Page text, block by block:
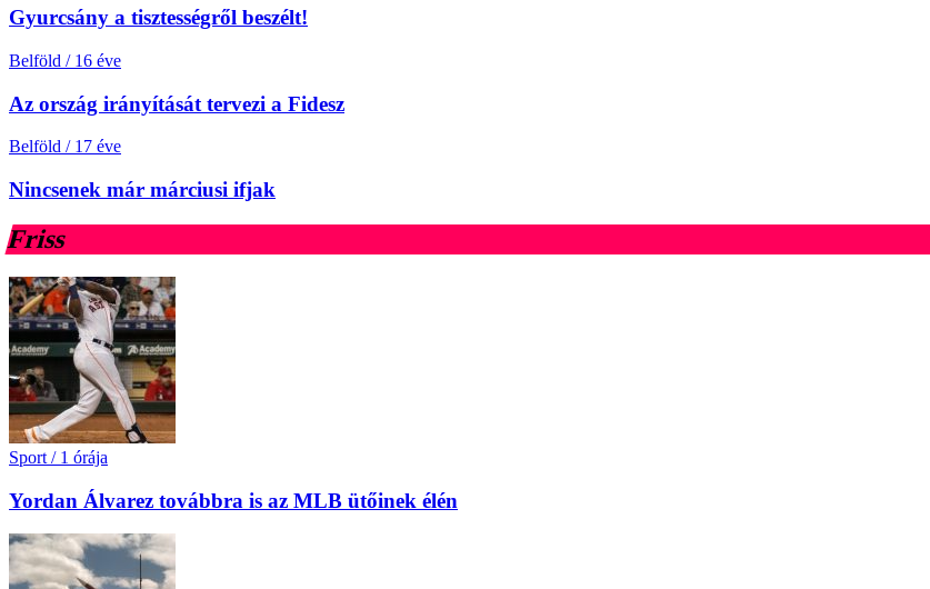
Gyurcsány a tisztességről beszélt!
Belföld / 16 éve
Az ország irányítását tervezi a Fidesz
Belföld / 17 éve
Nincsenek már márciusi ifjak
Friss
Sport / 1 órája
Yordan Álvarez továbbra is az MLB ütőinek élén